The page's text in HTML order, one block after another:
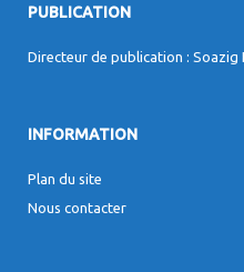
PUBLICATION
Directeur de publication : Soazig
INFORMATION
Plan du site
Nous contacter